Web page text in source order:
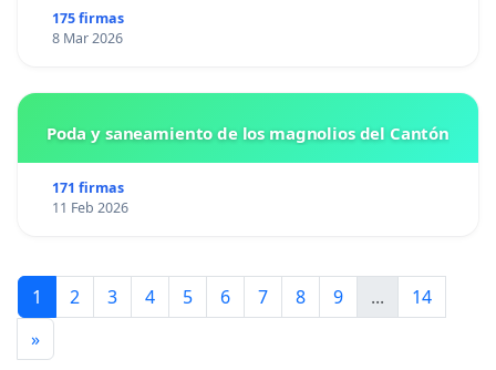
175 firmas
8 Mar 2026
Poda y saneamiento de los magnolios del Cantón
171 firmas
11 Feb 2026
1 2 3 4 5 6 7 8 9 ...
14
»